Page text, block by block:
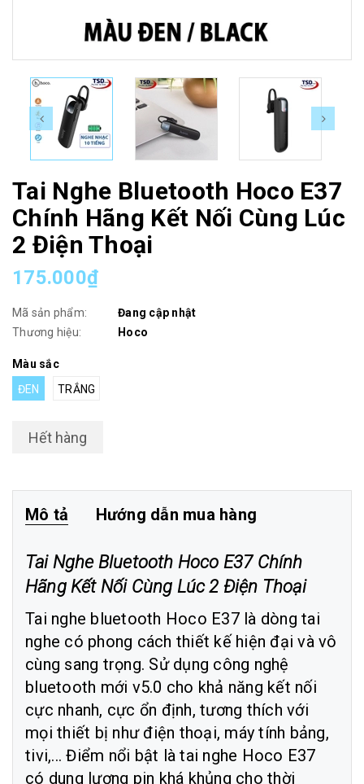
Tai Nghe Bluetooth Hoco E37
Chính Hãng Kết Nối Cùng Lúc
2 Điện Thoại
175.000₫
Mã sản phẩm:
Đang cập nhật
Thương hiệu:
Hoco
Màu sắc
ĐEN
TRẮNG
Hết hàng
Mô tả Hướng dẫn mua hàng
Tai Nghe Bluetooth Hoco E37 Chính
Hãng Kết Nối Cùng Lúc 2 Điện Thoại
Tai nghe bluetooth Hoco E37 là dòng tai
nghe có phong cách thiết kế hiện đại và vô
cùng sang trọng. Sử dụng công nghệ
bluetooth mới v5.0 cho khả năng kết nối
cực nhanh, cực ổn định, tương thích với
mọi thiết bị như điện thoại, máy tính bảng,
tivi,... Điểm nổi bật là tai nghe Hoco E37
có dung lượng pin khá khủng cho thời